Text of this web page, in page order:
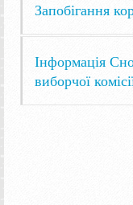
Запобігання
Інформація
виборчої